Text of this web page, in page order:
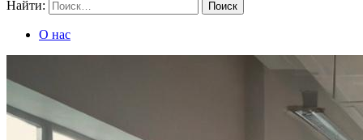
Найти:
О нас